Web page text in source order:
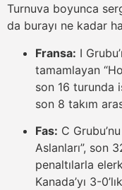
Turnuva boyunca
da burayı ne kadar
Fransa: I
tamamlayan
son 16 turunda
son 8 takım
Fas: C
Aslanları”, son
penaltılarla
Kanada’yı 3-